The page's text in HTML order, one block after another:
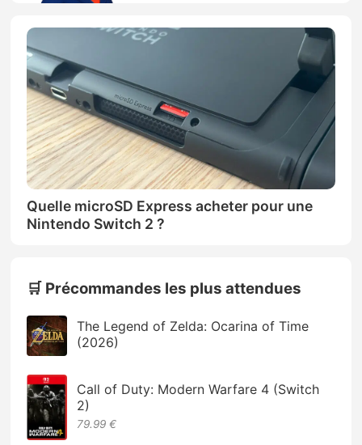
Quelle microSD Express acheter pour une
Nintendo Switch 2 ?
🛒 Précommandes les plus attendues
The Legend of Zelda: Ocarina of Time
(2026)
Call of Duty: Modern Warfare 4 (Switch
2)
79.99 €